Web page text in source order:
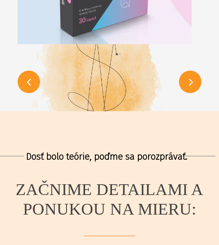
Dosť bolo teórie, poďme sa porozprávať.
ZAČNIME DETAILAMI A
PONUKOU NA MIERU: